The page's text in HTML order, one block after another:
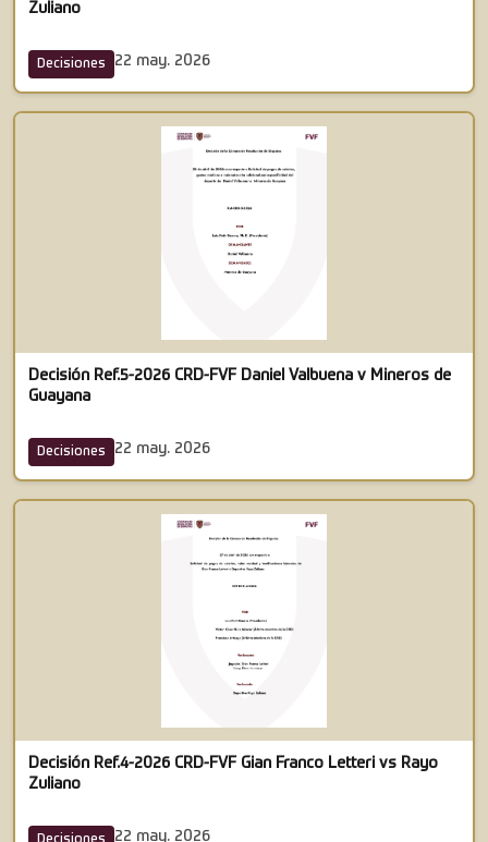
Zuliano
Decisiones 22 may. 2026
Decisión Ref.5-2026 CRD-FVF Daniel Valbuena v Mineros de
Guayana
Decisiones 22 may. 2026
Decisión Ref.4-2026 CRD-FVF Gian Franco Letteri vs Rayo
Zuliano
22 may. 2026